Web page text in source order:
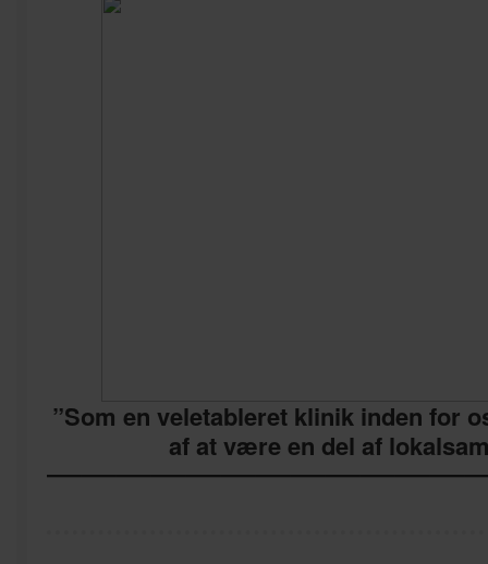
”Som en veletableret klinik inden for
af at være en del af